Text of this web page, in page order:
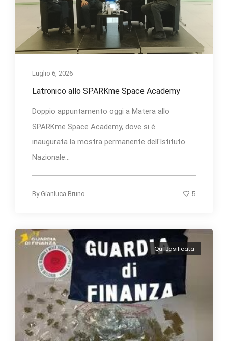
Luglio 6, 2026
Latronico allo SPARKme Space Academy
Doppio appuntamento oggi a Matera allo
SPARKme Space Academy, dove si è
inaugurata la mostra permanente dell'Istituto
Nazionale...
By Gianluca Bruno 5
Qui Basilicata